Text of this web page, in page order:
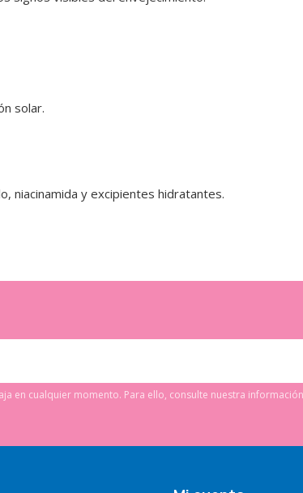
solar.
niacinamida y excipientes hidratantes.
en cualquier momento. Para ello, consulte nuestra